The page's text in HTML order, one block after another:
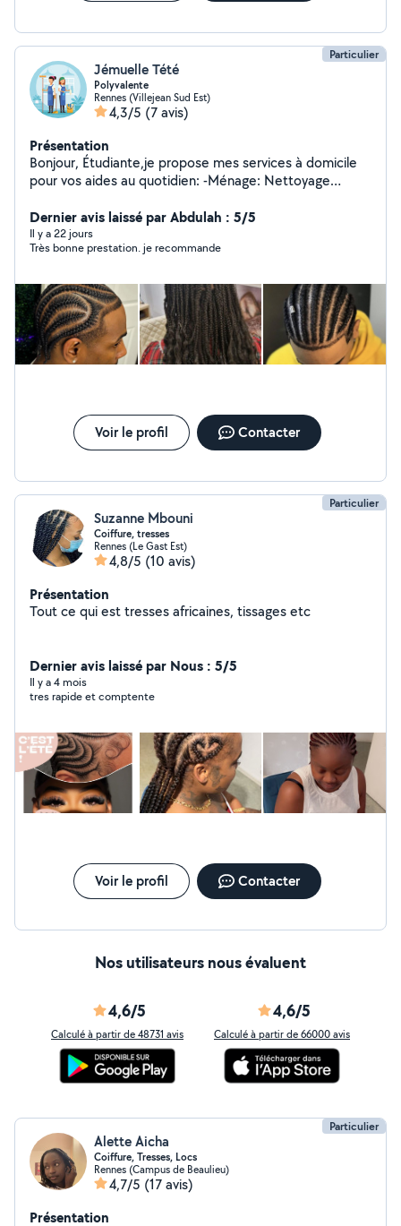
Particulier
Jémuelle Tété
Polyvalente
Rennes (Villejean Sud Est)
4,3/5 (7 avis)
Présentation
Bonjour, Étudiante,je propose mes services à domicile
pour vos aides au quotidien: -Ménage: Nettoyage
-Coiffure: tresse africaine, nattes, twist, coiffure
protectrice, resserrage de locks, Micro locks. -Nounou:
garde d'enfants, babysitting. Dynamique, ponctuelle et
votre intimité. Disponible selon vos besoins.Tarif à
discuter ensemble. Je n'accepte pas propositions de
discussion hors de cette application sauf pas SMS
j'accepte uniquement l'argent en espèces ou par wero.
Merci
Dernier avis laissé par Abdulah : 5/5
Il y a 22 jours
Très bonne prestation. je recommande
Voir le profil Contacter
Particulier
Suzanne Mbouni
Coiffure, tresses
Rennes (Le Gast Est)
4,8/5 (10 avis)
Présentation
Tout ce qui est tresses africaines, tissages etc
Dernier avis laissé par Nous : 5/5
Il y a 4 mois
tres rapide et comptente
Voir le profil Contacter
Nos utilisateurs nous évaluent
4,6/5
Calculé à partir de 48731 avis
4,6/5
Calculé à partir de 66000 avis
Particulier
Alette Aicha
Coiffure, Tresses, Locs
Rennes (Campus de Beaulieu)
4,7/5 (17 avis)
Présentation